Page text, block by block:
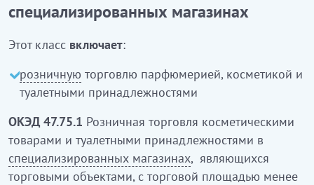
специализированных магазинах
Этот класс включает:
розничную торговлю парфюмерией, косметикой и
туалетными принадлежностями
ОКЭД 47.75.1 Розничная торговля косметическими
товарами и туалетными принадлежностями в
специализированных магазинах, являющихся
торговыми объектами, с торговой площадью менее